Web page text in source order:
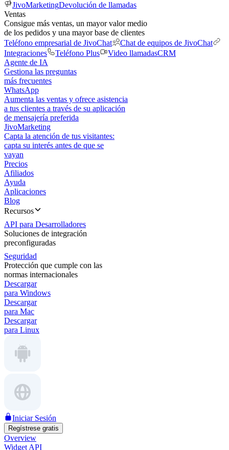
JivoMarketingDevolución de llamadas
Ventas
Consigue más ventas, un mayor valor medio
de los pedidos y una mayor base de clientes
Teléfono empresarial de JivoChat
Chat de equipos de JivoChat
Integraciones
Teléfono Plus Video llamadasCRM
Agente de IA
Gestiona las preguntas
más frecuentes
WhatsApp
Aumenta las ventas y ofrece asistencia
a tus clientes a través de su aplicación
de mensajería preferida
JivoMarketing
Capta la atención de tus visitantes:
capta su interés antes de que se
vayan
Precios
Afiliados
Ayuda
Aplicaciones
Blog
Recursos
API para Desarrolladores
Soluciones de integración
preconfiguradas
Seguridad
Protección que cumple con las
normas internacionales
Descargar
para Windows
Descargar
para Mac
Descargar
para Linux
Iniciar Sesión
Regístrese gratis
Overview
Widget API